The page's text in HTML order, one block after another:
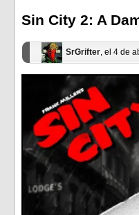
Sin City 2: A
SrGrifter, el 4 de